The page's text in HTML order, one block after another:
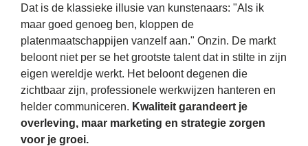
Dat is de klassieke illusie van kunstenaars: "Als ik
maar goed genoeg ben, kloppen de
platenmaatschappijen vanzelf aan." Onzin. De markt
beloont niet per se het grootste talent dat in stilte in zijn
eigen wereldje werkt. Het beloont degenen die
zichtbaar zijn, professionele werkwijzen hanteren en
helder communiceren. Kwaliteit garandeert je
overleving, maar marketing en strategie zorgen
voor je groei.